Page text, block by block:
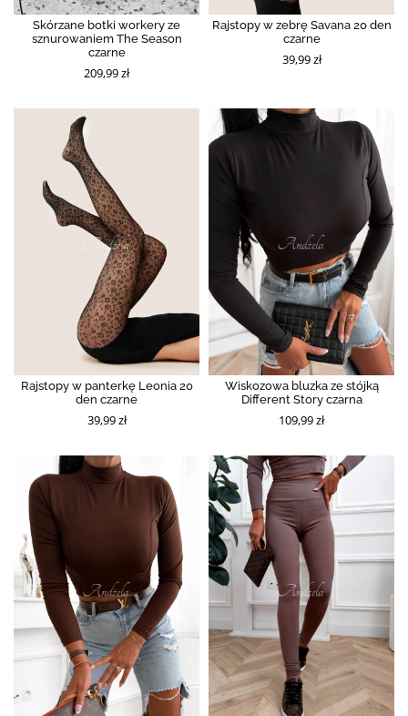
Skórzane botki workery ze
sznurowaniem The Season
czarne
209,99 zł
Rajstopy w zebrę Savana 20 den
czarne
39,99 zł
Rajstopy w panterkę Leonia 20
den czarne
39,99 zł
Wiskozowa bluzka ze stójką
Different Story czarna
109,99 zł